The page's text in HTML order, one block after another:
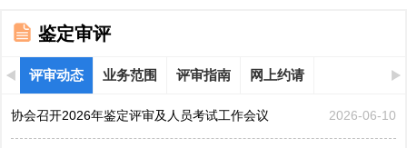
鉴定审评
评审动态 业务范围 评审指南 网上约请
协会召开2026年鉴定评审及人员考试工作会议 2026-06-10